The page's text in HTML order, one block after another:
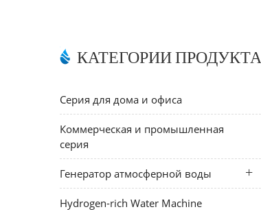
КАТЕГОРИИ ПРОДУКТА
Серия для дома и офиса
Коммерческая и промышленная
серия
Генератор атмосферной воды
Hydrogen-rich Water Machine